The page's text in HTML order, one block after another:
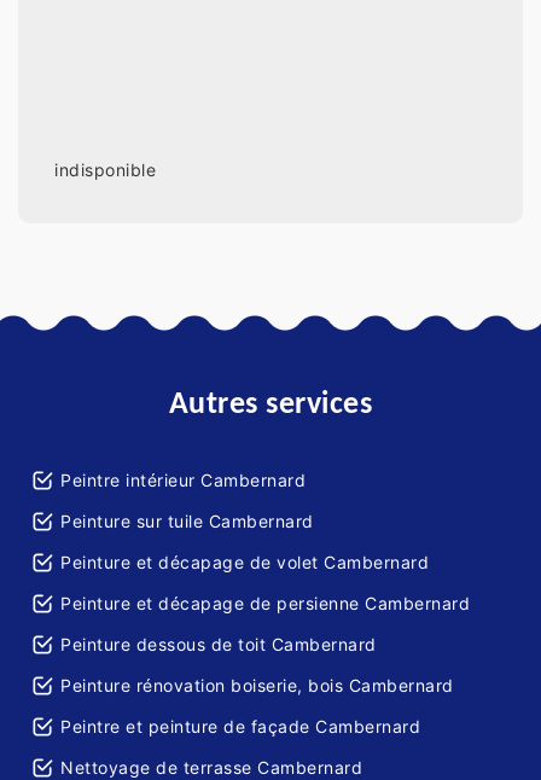
indisponible
Autres services
Peintre intérieur Cambernard
Peinture sur tuile Cambernard
Peinture et décapage de volet Cambernard
Peinture et décapage de persienne Cambernard
Peinture dessous de toit Cambernard
Peinture rénovation boiserie, bois Cambernard
Peintre et peinture de façade Cambernard
Nettoyage de terrasse Cambernard